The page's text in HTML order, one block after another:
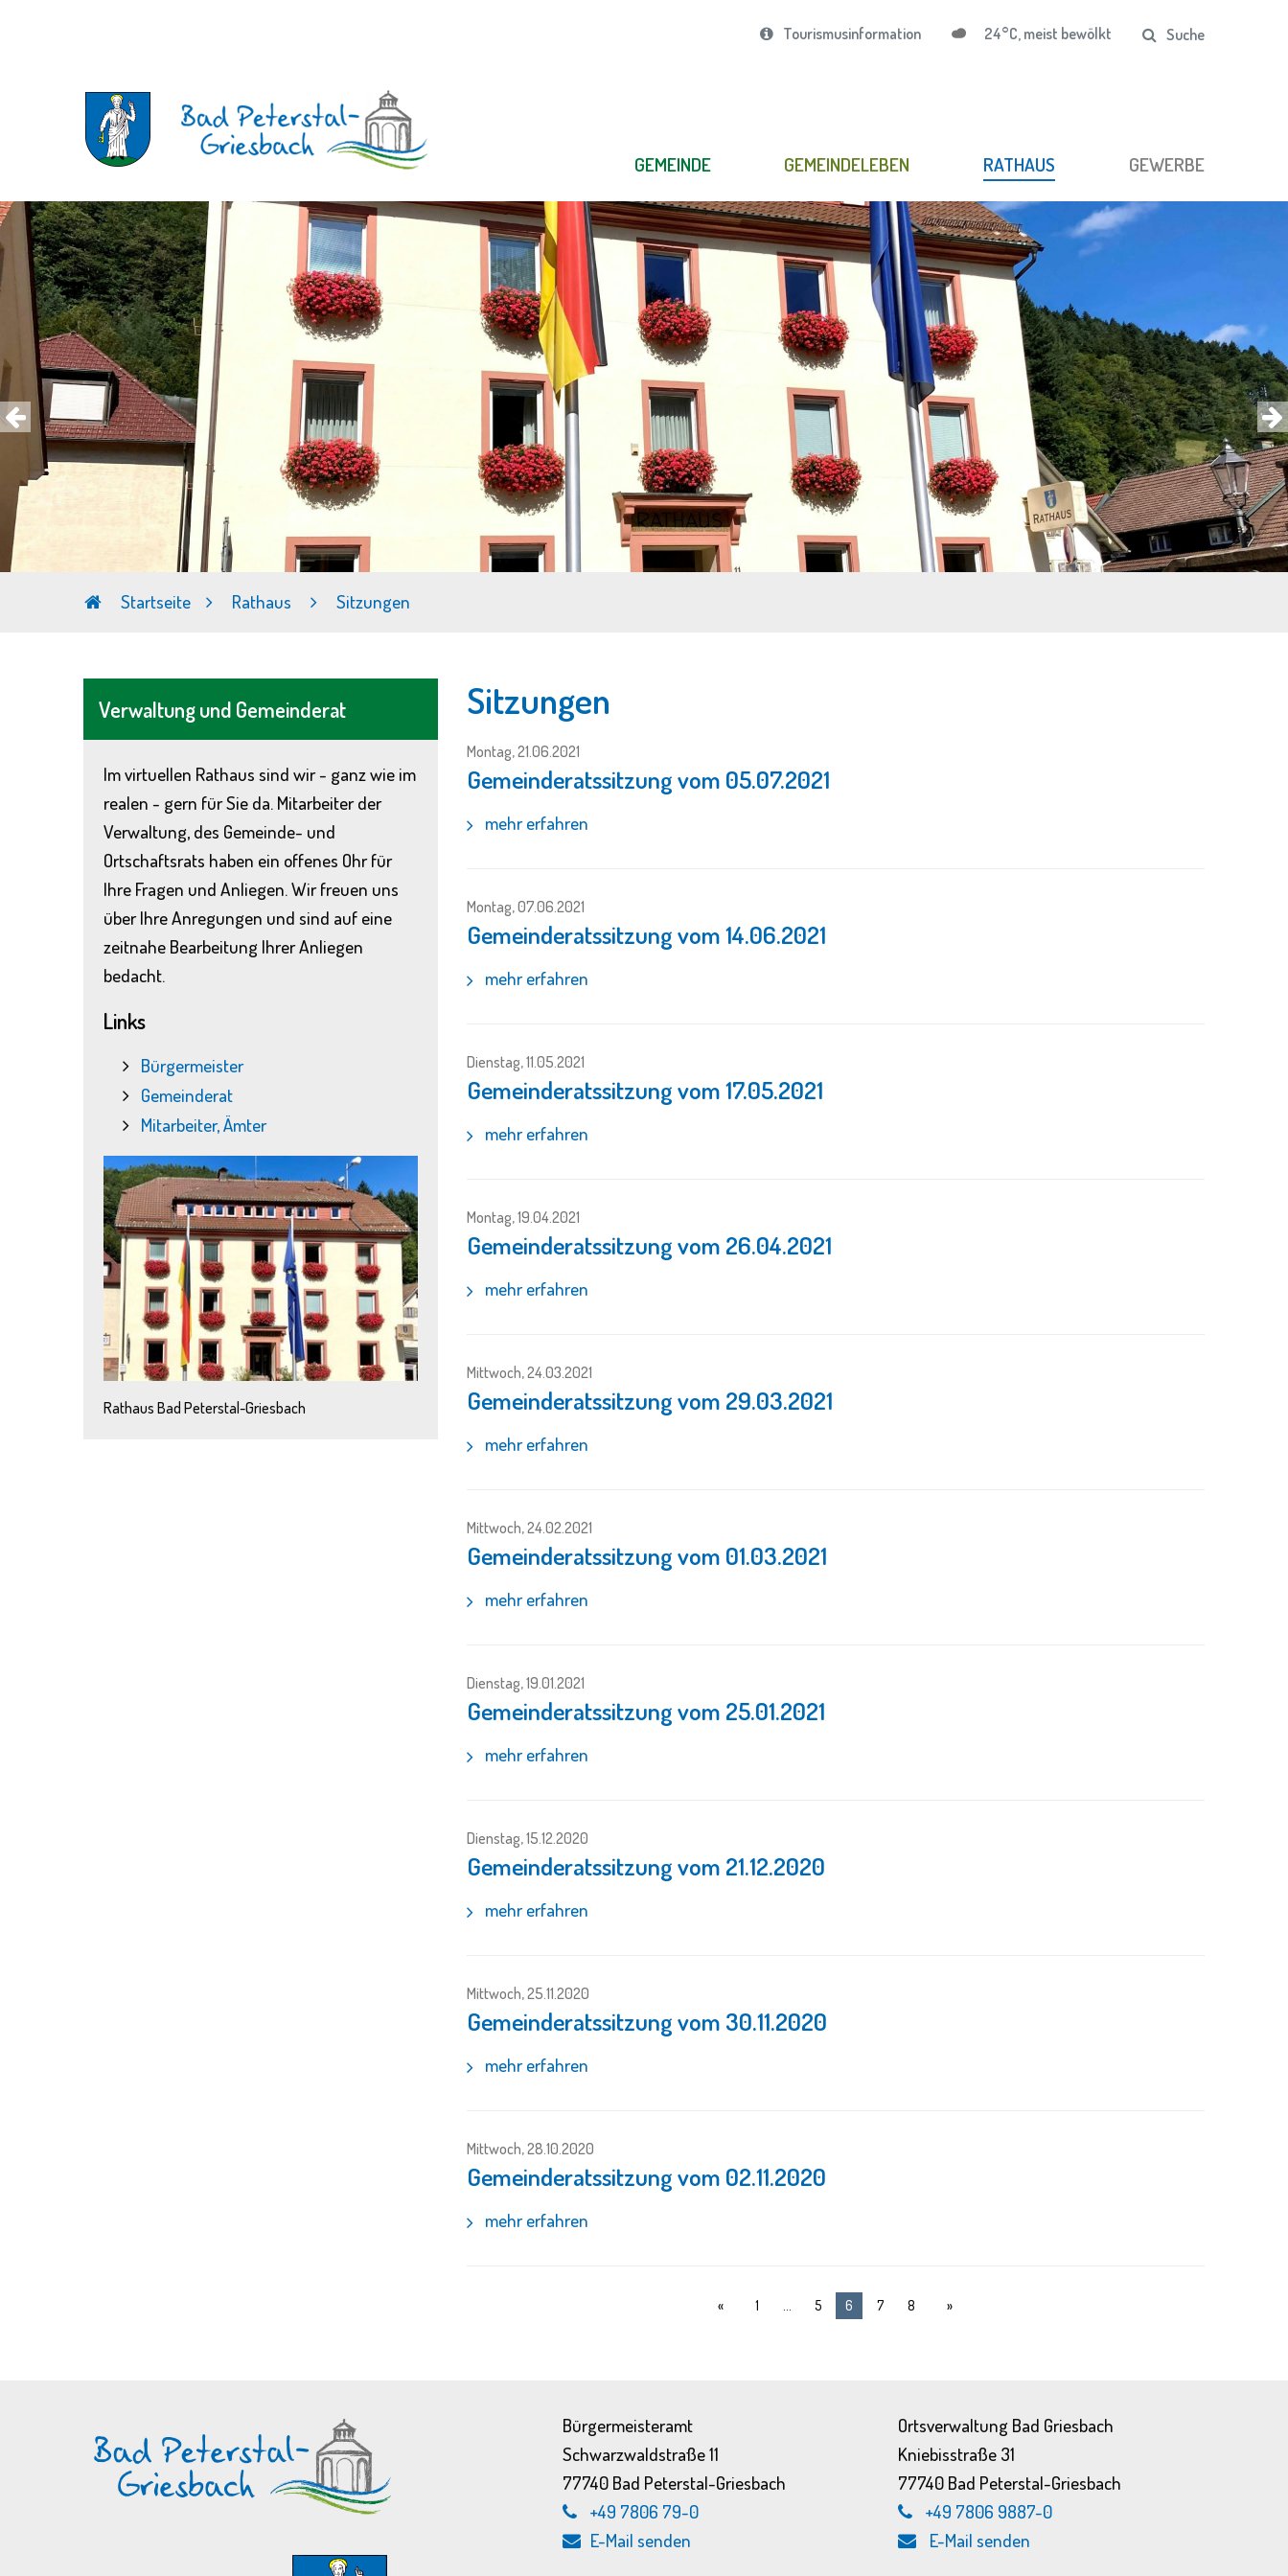
Tourismusinformation 24°C, meist bewölkt Suche
GEMEINDE GEMEINDELEBEN RATHAUS GEWERBE
Startseite Rathaus Sitzungen
Verwaltung und Gemeinderat
Im virtuellen Rathaus sind wir - ganz wie im
realen - gern für Sie da. Mitarbeiter der
Verwaltung, des Gemeinde- und
Ortschaftsrats haben ein offenes Ohr für
Ihre Fragen und Anliegen. Wir freuen uns
über Ihre Anregungen und sind auf eine
zeitnahe Bearbeitung Ihrer Anliegen
bedacht.
Links
Bürgermeister
Gemeinderat
Mitarbeiter, Ämter
Rathaus Bad Peterstal-Griesbach
Sitzungen
Montag, 21.06.2021
Gemeinderatssitzung vom 05.07.2021
mehr erfahren
Montag, 07.06.2021
Gemeinderatssitzung vom 14.06.2021
mehr erfahren
Dienstag, 11.05.2021
Gemeinderatssitzung vom 17.05.2021
mehr erfahren
Montag, 19.04.2021
Gemeinderatssitzung vom 26.04.2021
mehr erfahren
Mittwoch, 24.03.2021
Gemeinderatssitzung vom 29.03.2021
mehr erfahren
Mittwoch, 24.02.2021
Gemeinderatssitzung vom 01.03.2021
mehr erfahren
Dienstag, 19.01.2021
Gemeinderatssitzung vom 25.01.2021
mehr erfahren
Dienstag, 15.12.2020
Gemeinderatssitzung vom 21.12.2020
mehr erfahren
Mittwoch, 25.11.2020
Gemeinderatssitzung vom 30.11.2020
mehr erfahren
Mittwoch, 28.10.2020
Gemeinderatssitzung vom 02.11.2020
mehr erfahren
1 5 6 7 8
Bürgermeisteramt
Schwarzwaldstraße 11
77740 Bad Peterstal-Griesbach
+49 7806 79-0
E-Mail senden
Ortsverwaltung Bad Griesbach
Kniebisstraße 31
77740 Bad Peterstal-Griesbach
+49 7806 9887-0
E-Mail senden